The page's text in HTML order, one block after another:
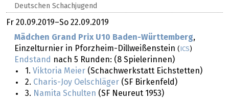
Deutschen Schachjugend
Fr 20.09.2019–So 22.09.2019
Mädchen Grand Prix U10 Baden-Württemberg,
Einzelturnier in Pforzheim-Dillweißenstein ( ICS)
Endstand nach 5 Runden: (8 Spielerinnen)
1. Viktoria Meier(Schachwerkstatt Eichstetten)
2. Charis-Joy Oelschläger(SF Birkenfeld)
3. Namita Schulten (SF Neureut 1953)